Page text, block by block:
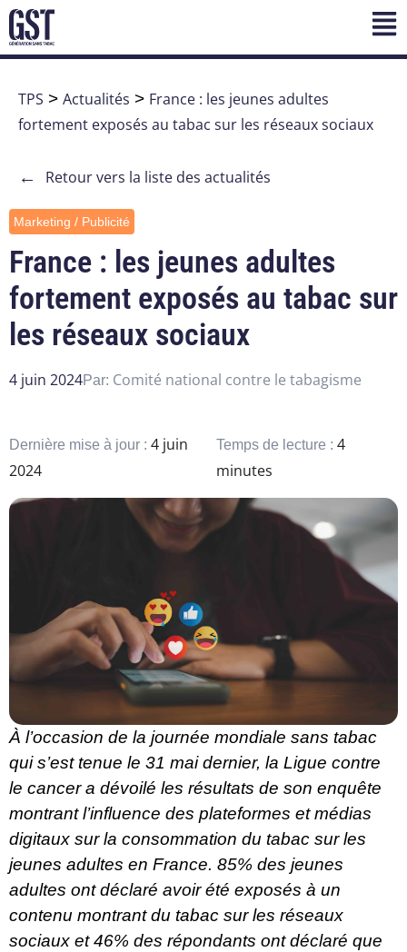
TPS > Actualités > France : les jeunes adultes
fortement exposés au tabac sur les réseaux sociaux
← Retour vers la liste des actualités
Marketing / Publicité
France : les jeunes adultes
fortement exposés au tabac sur
les réseaux sociaux
4 juin 2024Par: Comité national contre le tabagisme
Dernière mise à jour : 4 juin
2024
Temps de lecture : 4
minutes
À l’occasion de la journée mondiale sans tabac
qui s’est tenue le 31 mai dernier, la Ligue contre
le cancer a dévoilé les résultats de son enquête
montrant l’influence des plateformes et médias
digitaux sur la consommation du tabac sur les
jeunes adultes en France. 85% des jeunes
adultes ont déclaré avoir été exposés à un
contenu montrant du tabac sur les réseaux
sociaux et 46% des répondants ont déclaré que